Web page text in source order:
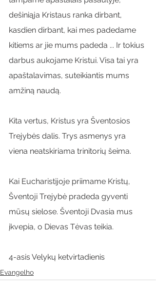
dešiniąja Kristaus ranka dirbant,
kasdien dirbant, kai mes padedame
kitiems ar jie mums padeda ... Ir tokius
darbus aukojame Kristui. Visa tai yra
apaštalavimas, suteikiantis mums
amžiną naudą.
Kita vertus, Kristus yra Šventosios
Trejybės dalis. Trys asmenys yra
viena neatskiriama trinitorių šeima.
Kai Eucharistijoje priimame Kristų,
Šventoji Trejybė pradeda gyventi
mūsų sielose. Šventoji Dvasia mus
įkvepia, o Dievas Tėvas teikia.
4-asis Velykų ketvirtadienis
Evangelho